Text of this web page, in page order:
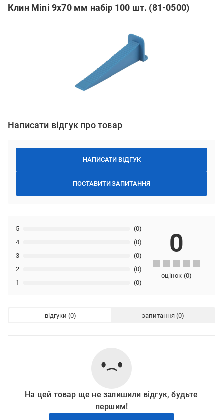
Клин Mini 9х70 мм набір 100 шт. (81-0500)
Написати відгук про товар
НАПИСАТИ ВІДГУК
ПОСТАВИТИ ЗАПИТАННЯ
1 (0)
2 (0)
3 (0)
4 (0)
5 (0)
0
оцінок (0)
відгуки запитання
На цей товар ще не залишили відгук, будьте
першим!